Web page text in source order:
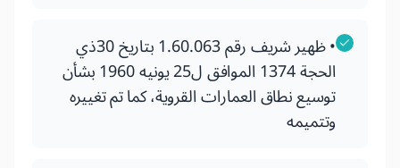
• ظهير شريف رقم 1.60.063 بتاريخ 30ذي
الحجة 1374 الموافق ل25 يونيه 1960 بشأن
توسيع نطاق العمارات القروية، كما تم تغييره
وتتميمه